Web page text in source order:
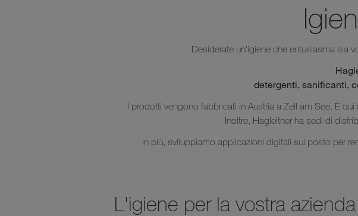
Desiderate un'igiene che entusiasma sia
detergenti, sanificanti,
I prodotti vengono fabbricati in Austria a Zell am See. È
Inoltre, Hagleitner ha sedi di
In più‎, sviluppiamo applicazioni digitali sul posto per
L'igiene per la vostra azienda